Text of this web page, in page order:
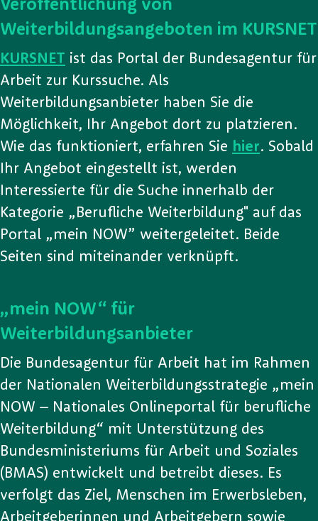
Veröffentlichung von
Weiterbildungsangeboten im KURSNET
KURSNET ist das Portal der Bundesagentur für
Arbeit zur Kurssuche. Als
Weiterbildungsanbieter haben Sie die
Möglichkeit, Ihr Angebot dort zu platzieren.
Wie das funktioniert, erfahren Sie hier. Sobald
Ihr Angebot eingestellt ist, werden
Interessierte für die Suche innerhalb der
Kategorie „Berufliche Weiterbildung" auf das
Portal „mein NOW” weitergeleitet. Beide
Seiten sind miteinander verknüpft.
„mein NOW“ für
Weiterbildungsanbieter
Die Bundesagentur für Arbeit hat im Rahmen
der Nationalen Weiterbildungsstrategie „mein
NOW – Nationales Onlineportal für berufliche
Weiterbildung“ mit Unterstützung des
Bundesministeriums für Arbeit und Soziales
(BMAS) entwickelt und betreibt dieses. Es
verfolgt das Ziel, Menschen im Erwerbsleben,